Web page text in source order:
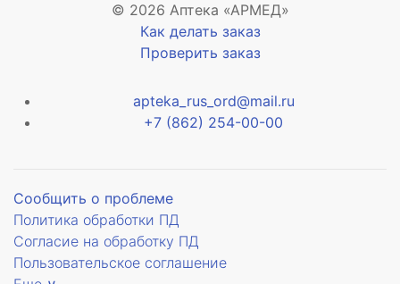
© 2026 Аптека «АРМЕД»
Как делать заказ
Проверить заказ
apteka_rus_ord@mail.ru
+7 (862) 254-00-00
Сообщить о проблеме
Политика обработки ПД
Согласие на обработку ПД
Пользовательское соглашение